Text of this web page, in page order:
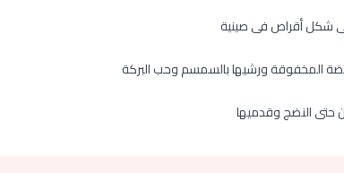
شكل أقراص فى صينية
المخفوقة ورشيها بالسمسم وحب البركة
حتى النضج وقدميها